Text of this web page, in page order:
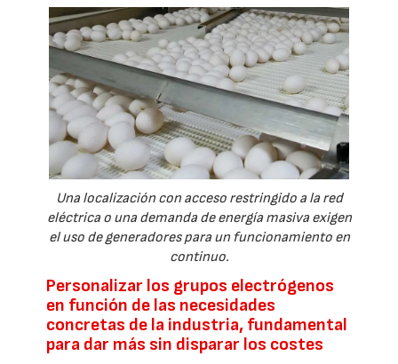
Una localización con acceso restringido a la red
eléctrica o una demanda de energía masiva exigen
el uso de generadores para un funcionamiento en
continuo.
Personalizar los grupos electrógenos
en función de las necesidades
concretas de la industria, fundamental
para dar más sin disparar los costes